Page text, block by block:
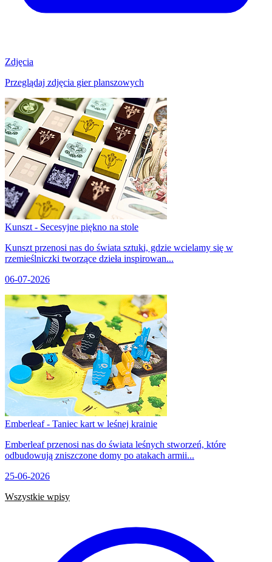
Zdjęcia
Przeglądaj zdjęcia gier planszowych
Kunszt - Secesyjne piękno na stole
Kunszt przenosi nas do świata sztuki, gdzie wcielamy się w
rzemieślniczki tworzące dzieła inspirowan...
06-07-2026
Emberleaf - Taniec kart w leśnej krainie
Emberleaf przenosi nas do świata leśnych stworzeń, które
odbudowują zniszczone domy po atakach armii...
25-06-2026
Wszystkie wpisy